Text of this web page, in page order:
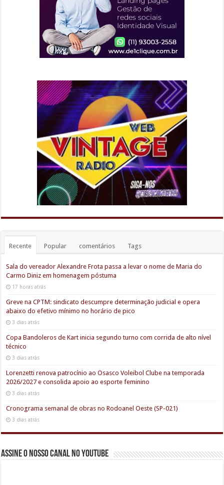
Recente Popular comentários Tags
Sala do vereador Alexandre Frota passa a levar o nome de Maria do
Carmo Diniz em homenagem póstuma
17 horas atrás
Greve na CPTM: sindicato descumpre determinação judicial e opera
abaixo do efetivo mínimo no horário de pico
3 dias atrás
Copa Bandoleros de Kart inicia segundo turno com corrida de alto nível
técnico
3 dias atrás
Lorenzetti renova patrocínio ao Osasco Voleibol Clube na temporada
2026/2027 e consolida apoio ao esporte feminino
3 dias atrás
Cronograma semanal de obras no Rodoanel Oeste (SP-021)
3 dias atrás
Assine o nosso canal no youtube